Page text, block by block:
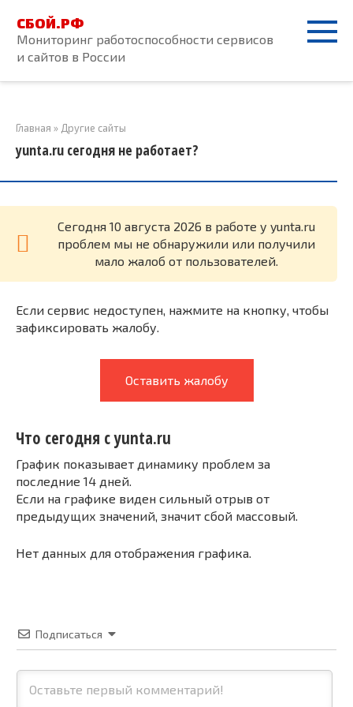
контенту
СБОЙ.РФ
Мониторинг работоспособности сервисов
и сайтов в России
Главная » Другие сайты
yunta.ru сегодня не работает?
Cегодня 10 августа 2026 в работе у yunta.ru
проблем мы не обнаружили или получили
мало жалоб от пользователей.
Если сервис недоступен, нажмите на кнопку, чтобы
зафиксировать жалобу.
Оставить жалобу
Что сегодня с yunta.ru
График показывает динамику проблем за
последние 14 дней.
Если на графике виден сильный отрыв от
предыдущих значений, значит сбой массовый.
Нет данных для отображения графика.
Подписаться